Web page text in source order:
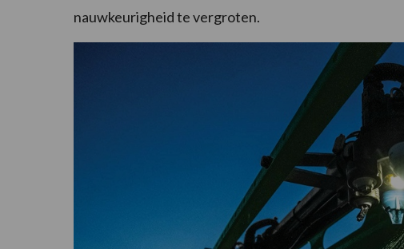
nauwkeurigheid te vergroten.